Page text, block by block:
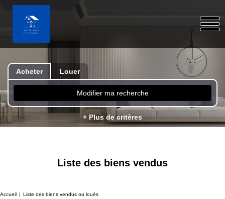
Acheter Louer
Modifier ma recherche
+ Plus de critères
Liste des biens vendus
Accueil Liste des biens vendus ou loués